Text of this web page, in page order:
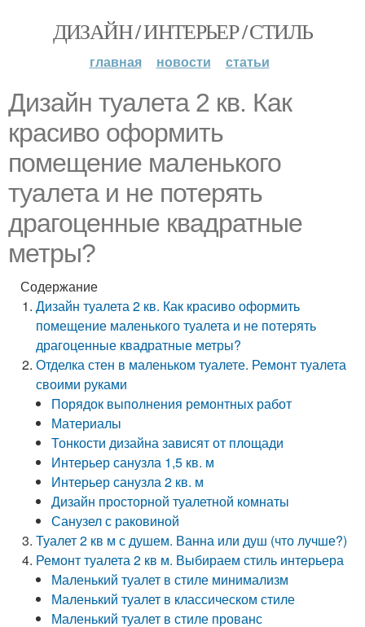
ДИЗАЙН / ИНТЕРЬЕР / СТИЛЬ
главная новости статьи
Дизайн туалета 2 кв. Как
красиво оформить
помещение маленького
туалета и не потерять
драгоценные квадратные
метры?
Содержание
Дизайн туалета 2 кв. Как красиво оформить
помещение маленького туалета и не потерять
драгоценные квадратные метры?
Отделка стен в маленьком туалете. Ремонт туалета
своими руками
Порядок выполнения ремонтных работ
Материалы
Тонкости дизайна зависят от площади
Интерьер санузла 1,5 кв. м
Интерьер санузла 2 кв. м
Дизайн просторной туалетной комнаты
Санузел с раковиной
Туалет 2 кв м с душем. Ванна или душ (что лучше?)
Ремонт туалета 2 кв м. Выбираем стиль интерьера
Маленький туалет в стиле минимализм
Маленький туалет в классическом стиле
Маленький туалет в стиле прованс